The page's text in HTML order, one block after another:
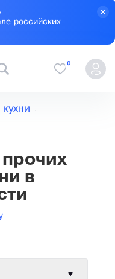
российских
0
в